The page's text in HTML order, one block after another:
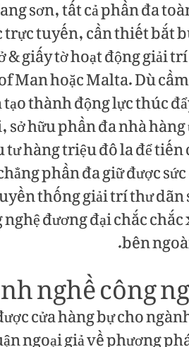
sơn, tất cả phần đa
tuyến, cần thiết bắt
giấy tờ hoạt động giải
Man hoặc Malta. Dù
thành động lực thúc
hữu phần đa nhà
hàng triệu đô la để
phần đa giữ được
thống giải trí thư
đương đại chắc
bên
nghề công
cửa hàng bự cho